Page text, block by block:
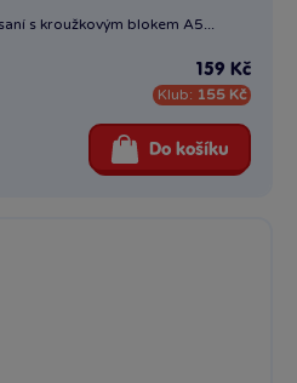
s kroužkovým blokem A5...
159 Kč
Klub: 155 Kč
Do košíku